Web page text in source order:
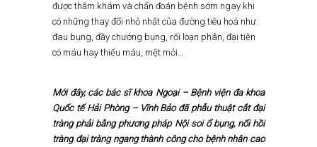
được thắm khám và chẩn đoán bệnh sớm ngay khi
có những thay đổi nhỏ nhất của đường tiêu hoá như:
đau bụng, đầy chướng bụng, rối loạn phân, đại tiện
có máu hay thiếu máu, mệt mỏi…
Mới đây, các bác sĩ khoa Ngoại – Bệnh viện đa khoa
Quốc tế Hải Phòng – Vĩnh Bảo đã phẫu thuật cắt đại
tràng phải bằng phương pháp Nội soi ổ bụng, nối hồi
tràng đại tràng ngang thành công cho bệnh nhân cao